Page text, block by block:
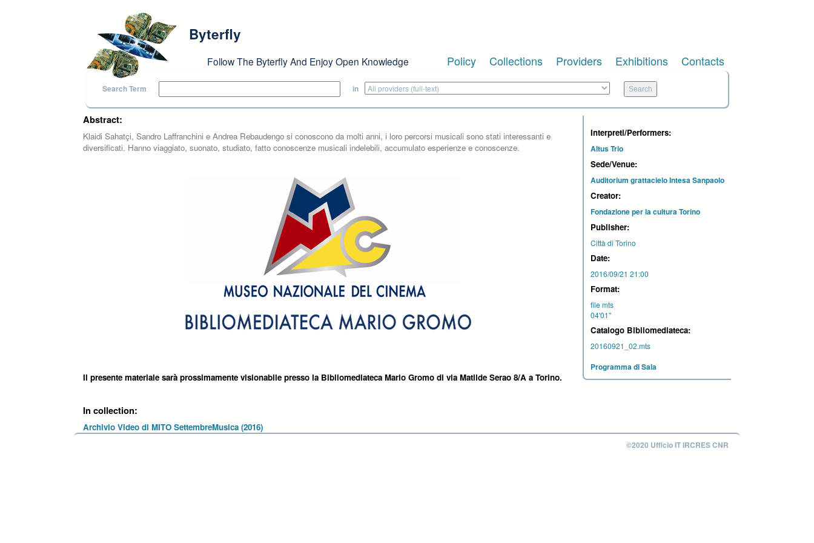
Byterfly
Follow The Byterfly And Enjoy Open Knowledge Policy Collections Providers Exhibitions Contacts
Search Term in
Abstract:
Klaidi Sahatçi, Sandro Laffranchini e Andrea Rebaudengo si conoscono da molti anni, i loro percorsi musicali sono stati interessanti e
diversificati. Hanno viaggiato, suonato, studiato, fatto conoscenze musicali indelebili, accumulato esperienze e conoscenze.
Il presente materiale sarà prossimamente visionabile presso la Bibliomediateca Mario Gromo di via Matilde Serao 8/A a Torino.
In collection:
Archivio Video di MITO SettembreMusica (2016)
Interpreti/Performers:
Altus Trio
Sede/Venue:
Auditorium grattacielo Intesa Sanpaolo
Creator:
Fondazione per la cultura Torino
Publisher:
Città di Torino
Date:
2016/09/21 21:00
Format:
file mts
04'01''
Catalogo Bibliomediateca:
20160921_02.mts
Programma di Sala
©2020 Ufficio IT IRCRES CNR